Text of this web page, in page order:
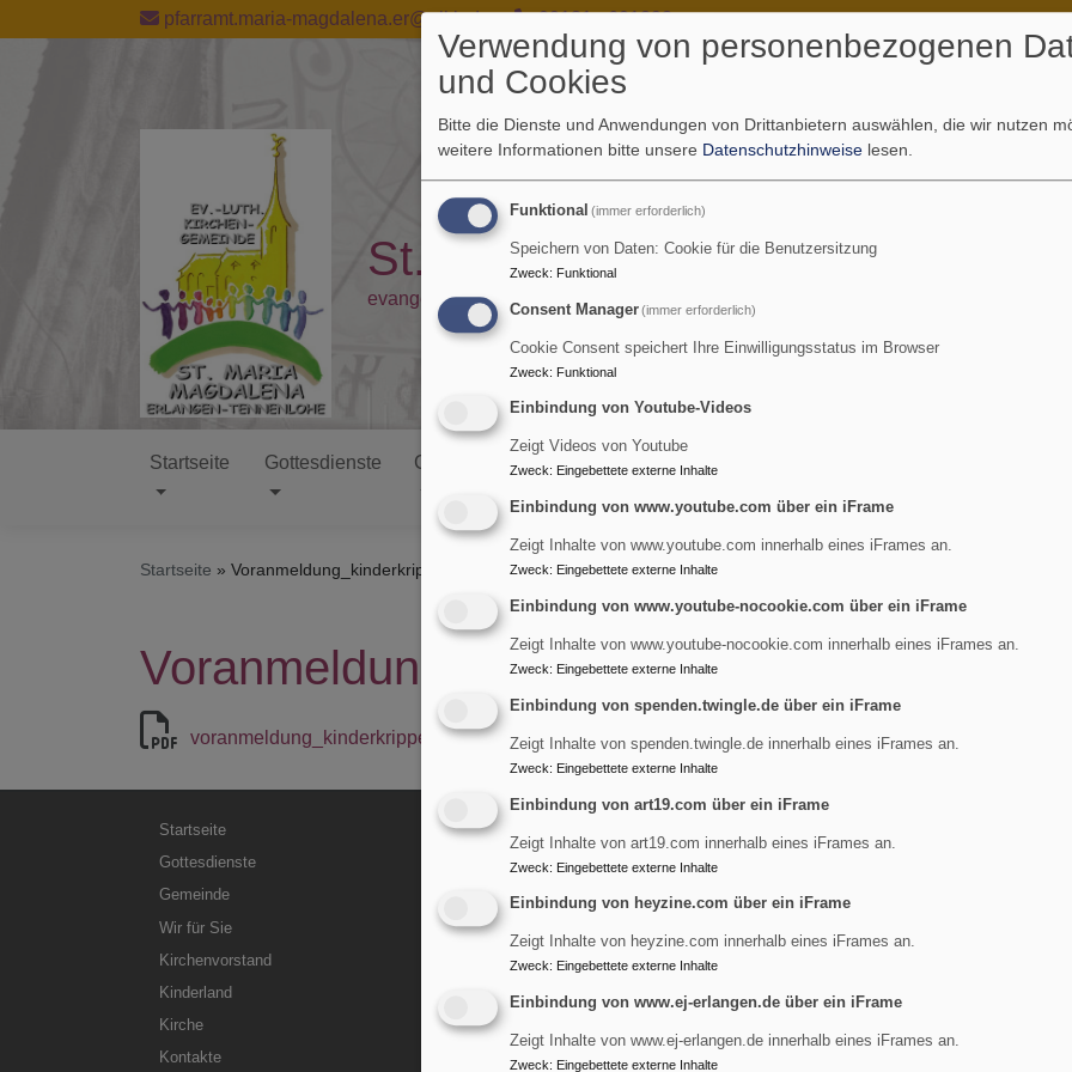
zum
pfarramt.maria-magdalena.er@elkb.de 09131 - 601292
St. Maria Magdalena - Tennenlohe
evangelisch in Tennenlohe und im World Wide Web
Hauptnavigation
Startseite Gottesdienste Gemeinde Wir für Sie Kirchenvorstand
Startseite Voranmeldung_kinderkrippe_.pdf
Voranmeldung_kinderkrippe_.pdf
voranmeldung_kinderkrippe_.pdf 213.45 KB
Hauptnavigation
Startseite
Gottesdienste
Gemeinde
Wir für Sie
Kirchenvorstand
Kinderland
Kirche
Kontakte
Kontakt
Cookie-Einstellungen
Barrierefreiheitserklärung
Verwendung von personenbezogenen
und Cookies
Bitte die Dienste und Anwendungen von Drittanbietern auswählen, die wir nutzen
weitere Informationen bitte unsere Datenschutzhinweise lesen.
Funktional (immer erforderlich)
Speichern von Daten: Cookie für die Benutzersitzung
Zweck: Funktional
Consent Manager(immer erforderlich)
Cookie Consent speichert Ihre Einwilligungsstatus im Browser
Zweck: Funktional
Einbindung von Youtube-Videos
Zeigt Videos von Youtube
Zweck: Eingebettete externe Inhalte
Einbindung von www.youtube.com über ein iFrame
Zeigt Inhalte von www.youtube.com innerhalb eines iFrames an.
Zweck: Eingebettete externe Inhalte
Einbindung von www.youtube-nocookie.com über ein iFrame
Zeigt Inhalte von www.youtube-nocookie.com innerhalb eines iFrames an.
Zweck: Eingebettete externe Inhalte
Einbindung von spenden.twingle.de über ein iFrame
Zeigt Inhalte von spenden.twingle.de innerhalb eines iFrames an.
Zweck: Eingebettete externe Inhalte
Einbindung von art19.com über ein iFrame
Zeigt Inhalte von art19.com innerhalb eines iFrames an.
Zweck: Eingebettete externe Inhalte
Einbindung von heyzine.com über ein iFrame
Zeigt Inhalte von heyzine.com innerhalb eines iFrames an.
Zweck: Eingebettete externe Inhalte
Einbindung von www.ej-erlangen.de über ein iFrame
Zeigt Inhalte von www.ej-erlangen.de innerhalb eines iFrames an.
Zweck: Eingebettete externe Inhalte